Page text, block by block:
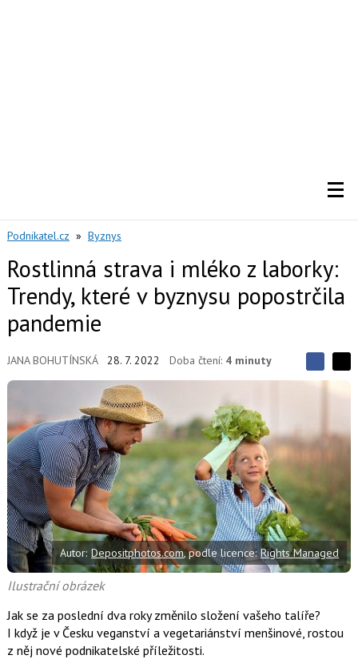
Podnikatel.cz » Byznys
Rostlinná strava i mléko z laborky:
Trendy, které v byznysu popostrčila
pandemie
JANA BOHUTÍNSKÁ 28. 7. 2022 Doba čtení: 4 minuty
S
l
e
t
S
j
F
e
b
o
o
k
j
i
X
Autor:Depositphotos.com, podle licence:Rights Managed
Ilustrační obrázek
Jak se za poslední dva roky změnilo složení vašeho talíře?
I když je v Česku veganství a vegetariánství menšinové, rostou
z něj nové podnikatelské příležitosti.